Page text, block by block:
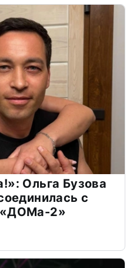
Ольга Бузова
с
«ДОМа-2»